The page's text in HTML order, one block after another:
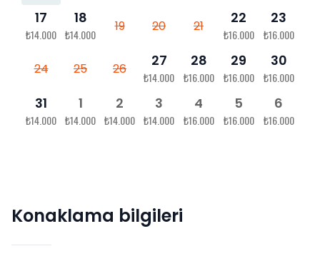
17
₺14.000
18
₺14.000
19 20 21 22
₺16.000
23
₺16.000
24 25 26 27
₺14.000
28
₺16.000
29
₺16.000
30
₺16.000
31
₺14.000
1
₺14.000
2
₺14.000
3
₺14.000
4
₺16.000
5
₺16.000
6
₺16.000
Konaklama bilgileri